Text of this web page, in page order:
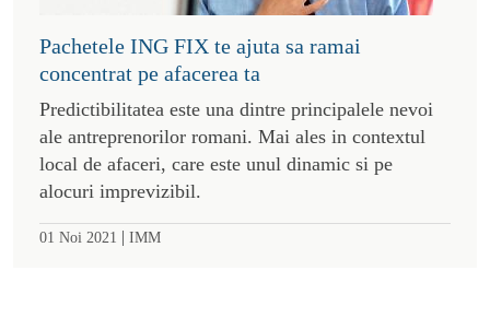
Pachetele ING FIX te ajuta sa ramai
concentrat pe afacerea ta
Predictibilitatea este una dintre principalele nevoi
ale antreprenorilor romani. Mai ales in contextul
local de afaceri, care este unul dinamic si pe
alocuri imprevizibil.
01 Noi 2021 | IMM